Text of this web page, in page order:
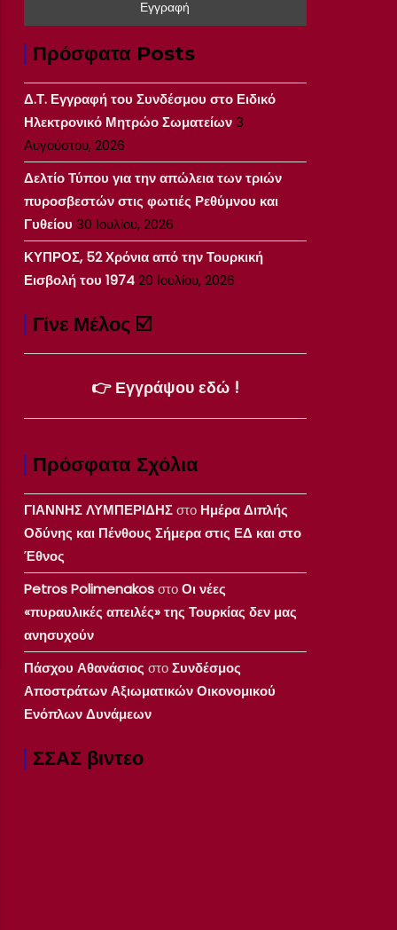
Πρόσφατα Posts
Δ.Τ. Εγγραφή του Συνδέσμου στο Ειδικό
Ηλεκτρονικό Μητρώο Σωματείων3
Αυγούστου, 2026
Δελτίο Τύπου για την απώλεια των τριών
πυροσβεστών στις φωτιές Ρεθύμνου και
Γυθείου 30 Ιουλίου, 2026
ΚΥΠΡΟΣ, 52 Χρόνια από την Τουρκική
Εισβολή του 197420 Ιουλίου, 2026
Γίνε Μέλος ☑️
👉 Εγγράψου εδώ !
Πρόσφατα Σχόλια
ΓΙΑΝΝΗΣ ΛΥΜΠΕΡΙΔΗΣστο Ημέρα Διπλής
Οδύνης και Πένθους Σήμερα στις ΕΔ και στο
Έθνος
Petros PolimenakosστοΟι νέες
«πυραυλικές απειλές» της Τουρκίας δεν μας
ανησυχούν
Πάσχου Αθανάσιος στοΣυνδέσμος
Αποστράτων Αξιωματικών Οικονομικού
Ενόπλων Δυνάμεων
ΣΣΑΣ βιντεο